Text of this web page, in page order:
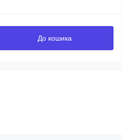
До кошика